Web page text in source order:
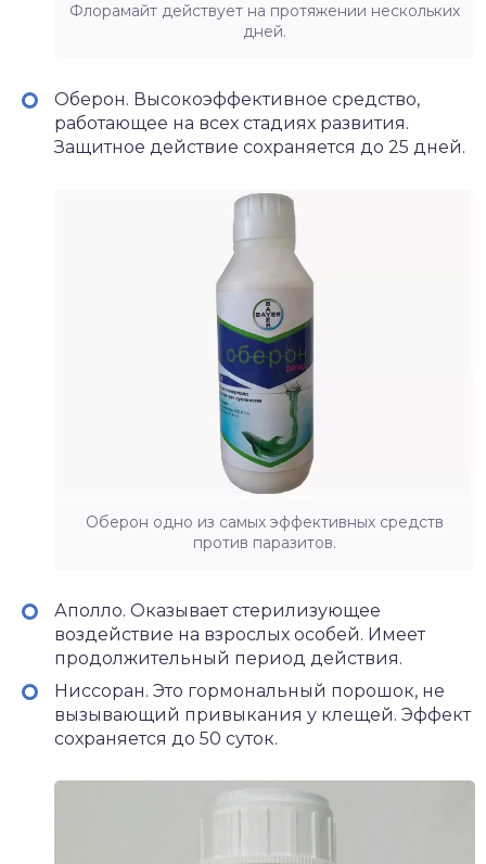
Флорамайт действует на протяжении нескольких
дней.
Оберон. Высокоэффективное средство,
работающее на всех стадиях развития.
Защитное действие сохраняется до 25 дней.
Оберон одно из самых эффективных средств
против паразитов.
Аполло. Оказывает стерилизующее
воздействие на взрослых особей. Имеет
продолжительный период действия.
Ниссоран. Это гормональный порошок, не
вызывающий привыкания у клещей. Эффект
сохраняется до 50 суток.